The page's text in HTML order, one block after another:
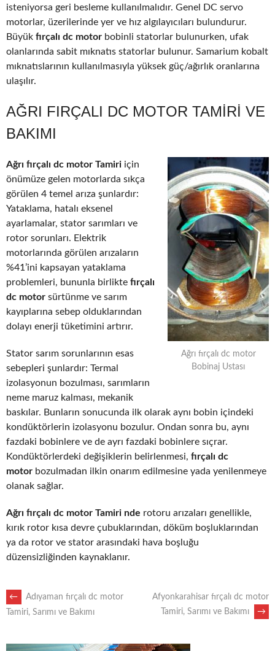
isteniyorsa geri besleme kullanılmalıdır. Genel DC servo
motorlar, üzerilerinde yer ve hız algılayıcıları bulundurur.
Büyük fırçalı dc motor bobinli statorlar bulunurken, ufak
olanlarında sabit mıknatıs statorlar bulunur. Samarium kobalt
mıknatıslarının kullanılmasıyla yüksek güç/ağırlık oranlarına
ulaşılır.
AĞRI FIRÇALI DC MOTOR TAMIRI VE
BAKIMI
Ağrı fırçalı dc motor
Bobinaj Ustası
Ağrı fırçalı dc motor Tamiri için
önümüze gelen motorlarda sıkça
görülen 4 temel arıza şunlardır:
Yataklama, hatalı eksenel
ayarlamalar, stator sarımları ve
rotor sorunları. Elektrik
motorlarında görülen arızaların
%41’ini kapsayan yataklama
problemleri, bununla birlikte fırçalı
dc motor sürtünme ve sarım
kayıplarına sebep olduklarından
dolayı enerji tüketimini artırır.
Stator sarım sorunlarının esas
sebepleri şunlardır: Termal
izolasyonun bozulması, sarımların
neme maruz kalması, mekanik
baskılar. Bunların sonucunda ilk olarak aynı bobin içindeki
kondüktörlerin izolasyonu bozulur. Ondan sonra bu, aynı
fazdaki bobinlere ve de ayrı fazdaki bobinlere sıçrar.
Kondüktörlerdeki değişiklerin belirlenmesi, fırçalı dc
motor bozulmadan ilkin onarım edilmesine yada yenilenmeye
olanak sağlar.
Ağrı fırçalı dc motor Tamiri nde rotoru arızaları genellikle,
kırık rotor kısa devre çubuklarından, döküm boşluklarından
ya da rotor ve stator arasındaki hava boşluğu
düzensizliğinden kaynaklanır.
POST
NAVIGATION
←
Adıyaman fırçalı dc motor
Tamiri, Sarımı ve Bakımı
Afyonkarahisar fırçalı dc motor
Tamiri, Sarımı ve Bakımı
→